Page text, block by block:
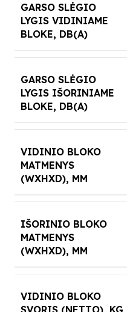
GARSO SLĖGIO
LYGIS VIDINIAME
BLOKE, DB(A)
GARSO SLĖGIO
LYGIS IŠORINIAME
BLOKE, DB(A)
VIDINIO BLOKO
MATMENYS
(WXHXD), MM
IŠORINIO BLOKO
MATMENYS
(WXHXD), MM
VIDINIO BLOKO
SVORIS (NETTO), KG